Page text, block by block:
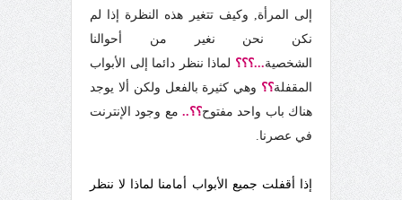
إلى المرأة, وكيف تتغير هذه النظرة إذا لم
نكن نحن نغير من أحوالنا
الشخصية...؟؟؟ لماذا ننظر دائما إلى الأبواب
المقفلة؟؟ وهي كثيرة بالفعل ولكن ألا يوجد
هناك باب واحد مفتوح؟؟.. مع وجود الإنترنت
في عصرنا.
إذا أقفلت جميع الأبواب أمامنا لماذا لا ننظر